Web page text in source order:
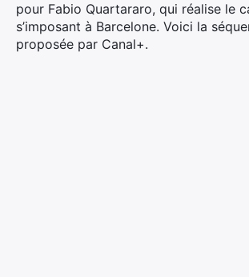
pour Fabio Quartararo, qui réalise le
s’imposant à Barcelone. Voici la
proposée par Canal+.